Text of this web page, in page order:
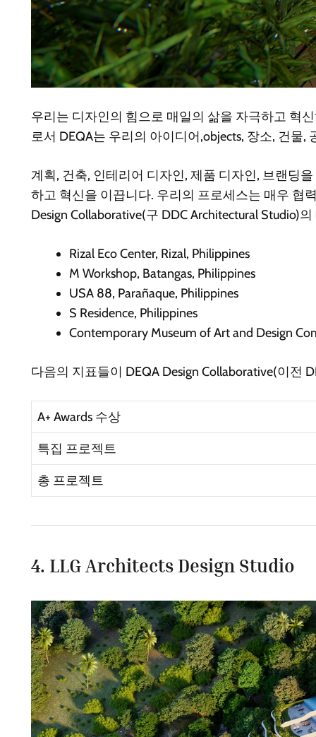
우리는 디자인의 힘으로 매일의 삶을 자극하고 혁
로서 DEQA는 우리의 아이디어,objects, 장소, 건
계획, 건축, 인테리어 디자인, 제품 디자인, 브랜딩
하고 혁신을 이끕니다. 우리의 프로세스는 매우 협
Design Collaborative(구 DDC Architectural Studio)
Rizal Eco Center, Rizal, Philippines
M Workshop, Batangas, Philippines
USA 88, Parañaque, Philippines
S Residence, Philippines
Contemporary Museum of Art and Design
다음의 지표들이 DEQA Design Collaborative(이전
A+ Awards 수상
특집 프로젝트
총 프로젝트
4. LLG Architects Design Studio